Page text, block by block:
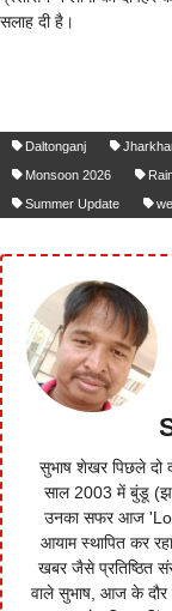
सलाह दी है।
Daltonganj
Monsoon 2026
Summer Update
सुभाष शेखर पिछले दो
साल 2003 में बुंडू
उनका सफर आज
आयाम स्थापित कर
खबर जैसे प्रतिष्ठित
वाले सुभाष, आज के दौर